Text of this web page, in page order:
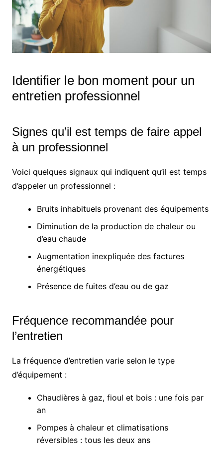
Identifier le bon moment pour un
entretien professionnel
Signes qu’il est temps de faire appel
à un professionnel
Voici quelques signaux qui indiquent qu’il est temps
d’appeler un professionnel :
Bruits inhabituels provenant des équipements
Diminution de la production de chaleur ou
d’eau chaude
Augmentation inexpliquée des factures
énergétiques
Présence de fuites d’eau ou de gaz
Fréquence recommandée pour
l’entretien
La fréquence d’entretien varie selon le type
d’équipement :
Chaudières à gaz, fioul et bois : une fois par
an
Pompes à chaleur et climatisations
réversibles : tous les deux ans